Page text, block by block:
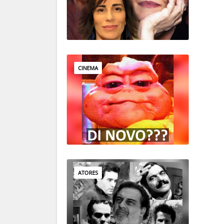
CINEMA
ATORES